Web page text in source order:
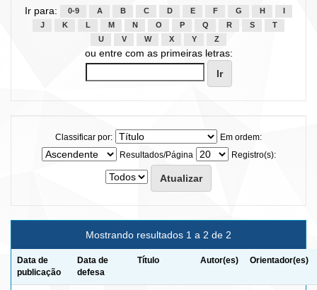
Ir para: 0-9 A B C D E F G H
J
K L M N O P Q R S
T
U
V W X Y Z
ou entre com as primeiras letras:
Classificar por:
Em ordem:
Resultados/Página
Registro(s):
Mostrando resultados 1 a 2 de 2
Data de
publicação
Data de
defesa
Título Autor(es) Orientador(es)